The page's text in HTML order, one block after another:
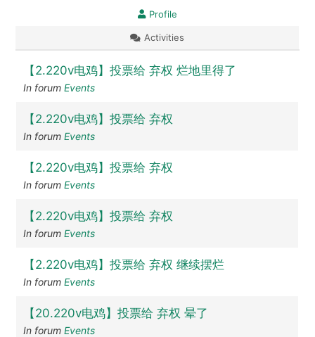
Profile
Activities
【2.220v电鸡】投票给 弃权 烂地里得了
In forum Events
【2.220v电鸡】投票给 弃权
In forum Events
【2.220v电鸡】投票给 弃权
In forum Events
【2.220v电鸡】投票给 弃权
In forum Events
【2.220v电鸡】投票给 弃权 继续摆烂
In forum Events
【20.220v电鸡】投票给 弃权 晕了
In forum Events